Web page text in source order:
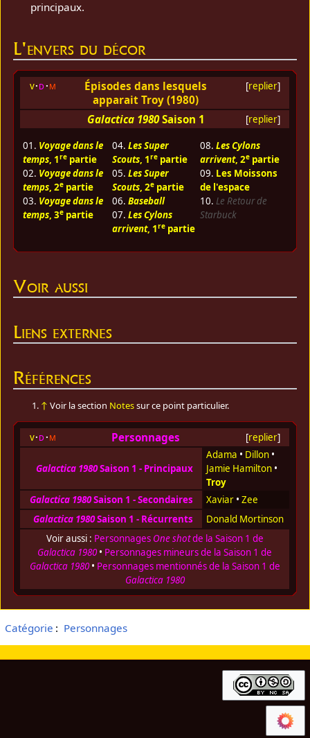
principaux.
L'envers du décor
[replier]
v d m
Épisodes dans lesquels
apparait Troy (1980)
[replier]
Galactica 1980 Saison 1
01. Voyage dans le
temps, 1repartie
02. Voyage dans le
temps, 2epartie
03. Voyage dans le
temps, 3epartie
04. Les Super
Scouts, 1repartie
05. Les Super
Scouts, 2epartie
06. Baseball
07. Les Cylons
arrivent, 1repartie
08. Les Cylons
arrivent, 2epartie
09. Les Moissons
de l'espace
10. Le Retour de
Starbuck
Voir aussi
Liens externes
Références
↑ Voir la section Notessur ce point particulier.
[replier]
v d m Personnages
Galactica 1980Saison 1 - Principaux
Adama • Dillon•
Jamie Hamilton•
Troy
Galactica 1980Saison 1 - Secondaires Xaviar• Zee
Galactica 1980Saison 1 - Récurrents
Donald Mortinson
Voir aussi : Personnages One shotde la Saison 1 de
Galactica 1980• Personnages mineurs de la Saison 1 de
Galactica 1980• Personnages mentionnés de la Saison 1 de
Galactica 1980
Catégorie : Personnages